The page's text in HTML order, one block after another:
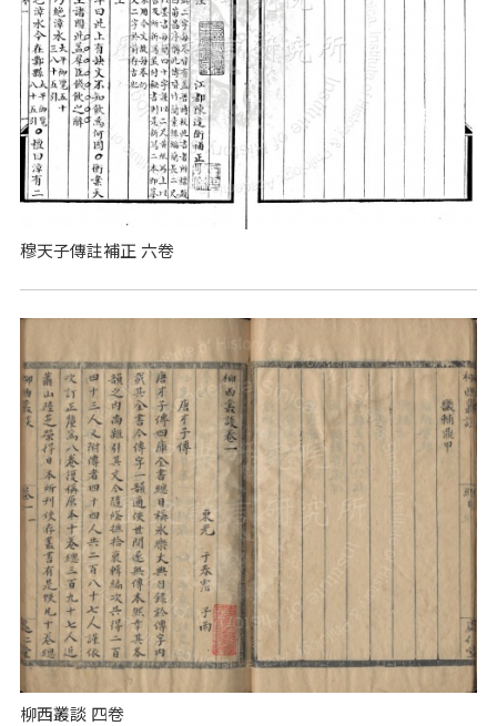
穆天子傳註補正 六卷
柳西叢談 四卷